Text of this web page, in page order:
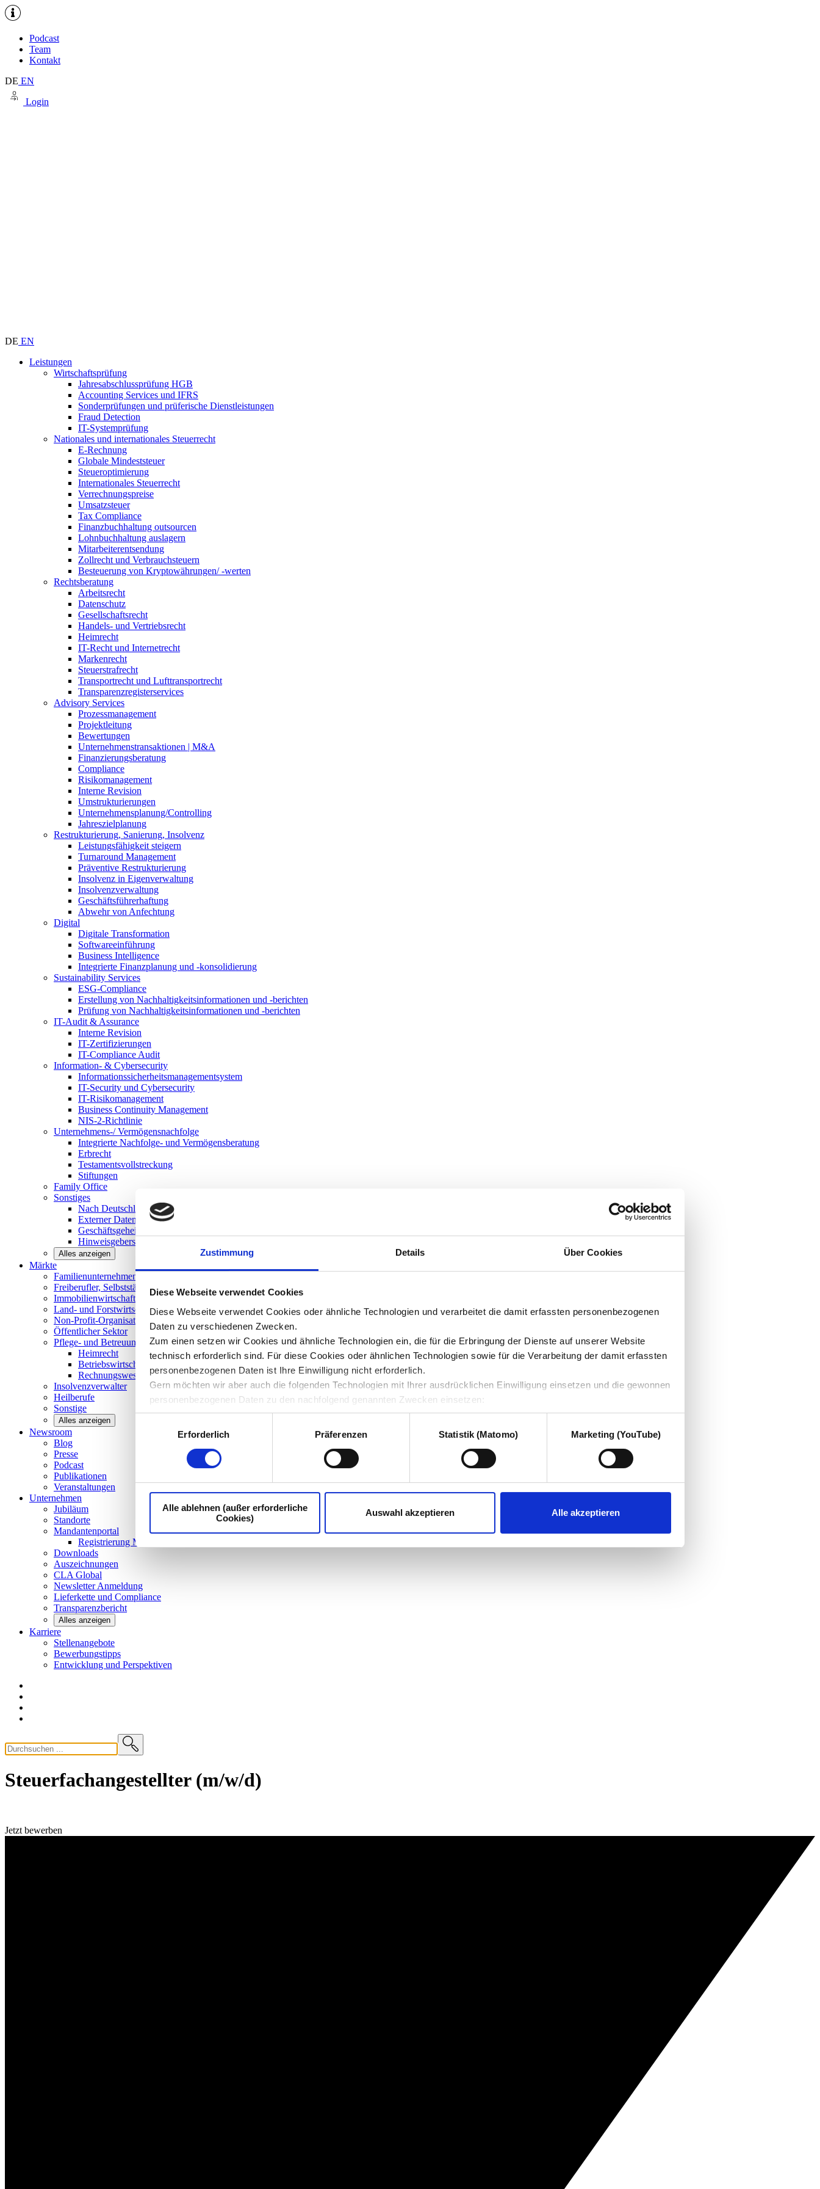
Zustimmung Details Über Cookies
Diese Webseite verwendet Cookies
Diese Webseite verwendet Cookies oder ähnliche Technologien und verarbeitet die damit erfassten personenbezogenen
Daten zu verschiedenen Zwecken.
Zum einen setzen wir Cookies und ähnliche Technologien ein, die für die Erbringung der Dienste auf unserer Website
technisch erforderlich sind. Für diese Cookies oder ähnlichen Technologien sowie für die Verarbeitung der damit erfassten
personenbezogenen Daten ist Ihre Einwilligung nicht erforderlich.
Gern möchten wir aber auch die folgenden Technologien mit Ihrer ausdrücklichen Einwilligung einsetzen und die gewonnen
personenbezogenen Daten zu den nachfolgend genannten Zwecken einsetzen:
Erforderlich
Präferenzen Statistik (Matomo) Marketing (YouTube)
Alle ablehnen (außer erforderliche
Cookies)
Auswahl akzeptieren Alle akzeptieren
Podcast
Team
Kontakt
DE EN
Login
DE EN
Leistungen
Wirtschaftsprüfung
Jahresabschlussprüfung HGB
Accounting Services und IFRS
Sonderprüfungen und prüferische Dienstleistungen
Fraud Detection
IT-Systemprüfung
Nationales und internationales Steuerrecht
E-Rechnung
Globale Mindeststeuer
Steueroptimierung
Internationales Steuerrecht
Verrechnungspreise
Umsatzsteuer
Tax Compliance
Finanzbuchhaltung outsourcen
Lohnbuchhaltung auslagern
Mitarbeiterentsendung
Zollrecht und Verbrauchsteuern
Besteuerung von Kryptowährungen/ -werten
Rechtsberatung
Arbeitsrecht
Datenschutz
Gesellschaftsrecht
Handels- und Vertriebsrecht
Heimrecht
IT-Recht und Internetrecht
Markenrecht
Steuerstrafrecht
Transportrecht und Lufttransportrecht
Transparenzregisterservices
Advisory Services
Prozessmanagement
Projektleitung
Bewertungen
Unternehmenstransaktionen | M&A
Finanzierungsberatung
Compliance
Risikomanagement
Interne Revision
Umstrukturierungen
Unternehmensplanung/Controlling
Jahreszielplanung
Restrukturierung, Sanierung, Insolvenz
Leistungsfähigkeit steigern
Turnaround Management
Präventive Restrukturierung
Insolvenz in Eigenverwaltung
Insolvenzverwaltung
Geschäftsführerhaftung
Abwehr von Anfechtung
Digital
Digitale Transformation
Softwareeinführung
Business Intelligence
Integrierte Finanzplanung und -konsolidierung
Sustainability Services
ESG-Compliance
Erstellung von Nachhaltigkeitsinformationen und -berichten
Prüfung von Nachhaltigkeitsinformationen und -berichten
IT-Audit & Assurance
Interne Revision
IT-Zertifizierungen
IT-Compliance Audit
Information- & Cybersecurity
Informationssicherheitsmanagementsystem
IT-Security und Cybersecurity
IT-Risikomanagement
Business Continuity Management
NIS-2-Richtlinie
Unternehmens-/Vermögensnachfolge
Integrierte Nachfolge- und Vermögensberatung
Erbrecht
Testamentsvollstreckung
Stiftungen
Family Office
Sonstiges
Nach Deutschland expandieren
Externer Datenschutzbeauftragter
Geschäftsgeheimnisgesetz
Hinweisgeberschutz in Unternehmen
Alles anzeigen
Märkte
Familienunternehmen und
Freiberufler, Selbstständige undPrivatpersonen
Immobilienwirtschaft
Land- und Forstwirtschaft
Non-Profit-Organisationen
Öffentlicher Sektor
Pflege- und Betreuungseinrichtungen
Heimrecht
Betriebswirtschaftliche Beratung
Rechnungswesen/Controlling
Insolvenzverwalter
Heilberufe
Sonstige
Alles anzeigen
Newsroom
Blog
Presse
Podcast
Publikationen
Veranstaltungen
Unternehmen
Jubiläum
Standorte
Mandantenportal
Registrierung Mandantenportal
Downloads
Auszeichnungen
CLA Global
NewsletterAnmeldung
Lieferkette und Compliance
Transparenzbericht
Alles anzeigen
Karriere
Stellenangebote
Bewerbungstipps
Entwicklung und Perspektiven
Steuerfachangestellter (m/w/d)
Jetzt bewerben